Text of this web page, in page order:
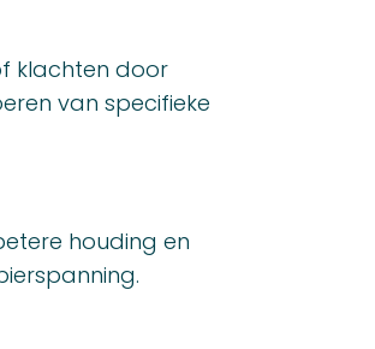
klachten door
van specifieke
houding en